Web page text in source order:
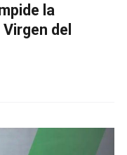
la
del